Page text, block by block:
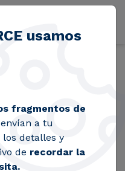
usamos
fragmentos de
a tu
los detalles y
de recordar la